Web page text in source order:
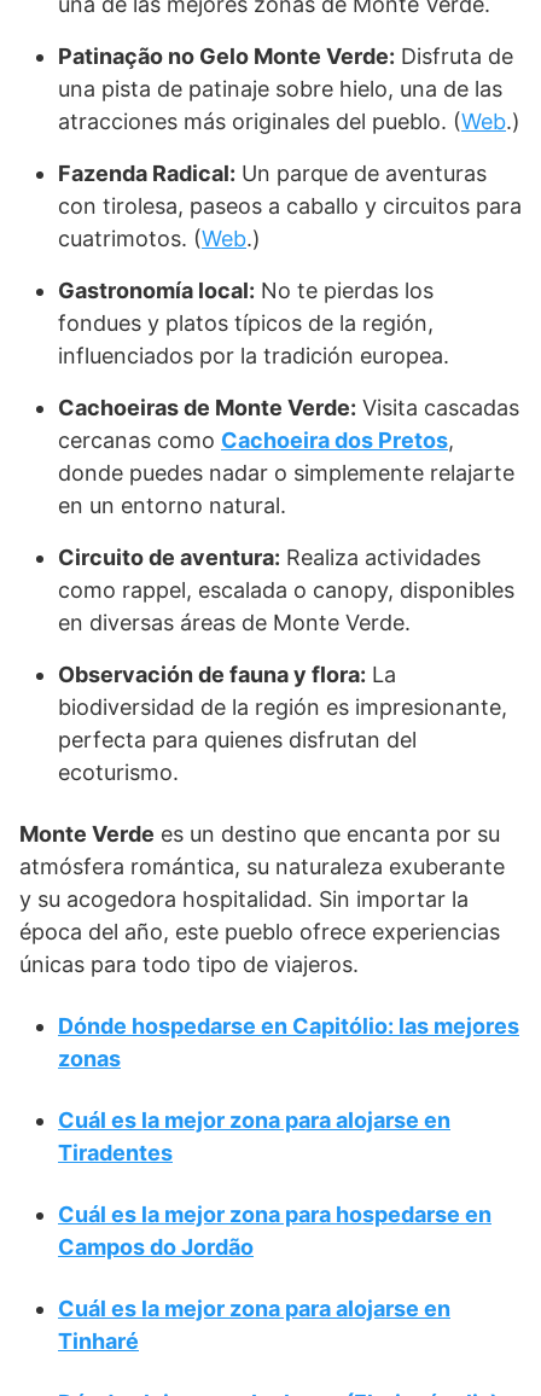
Patinação no Gelo Monte Verde: Disfruta de
una pista de patinaje sobre hielo, una de las
atracciones más originales del pueblo. (Web.)
Fazenda Radical: Un parque de aventuras
con tirolesa, paseos a caballo y circuitos para
cuatrimotos. (Web.)
Gastronomía local: No te pierdas los
fondues y platos típicos de la región,
influenciados por la tradición europea.
Cachoeiras de Monte Verde: Visita cascadas
cercanas como Cachoeira dos Pretos,
donde puedes nadar o simplemente relajarte
en un entorno natural.
Circuito de aventura: Realiza actividades
como rappel, escalada o canopy, disponibles
en diversas áreas de Monte Verde.
Observación de fauna y flora: La
biodiversidad de la región es impresionante,
perfecta para quienes disfrutan del
ecoturismo.
Monte Verde es un destino que encanta por su
atmósfera romántica, su naturaleza exuberante
y su acogedora hospitalidad. Sin importar la
época del año, este pueblo ofrece experiencias
únicas para todo tipo de viajeros.
Dónde hospedarse en Capitólio: las mejores
zonas
Cuál es la mejor zona para alojarse en
Tiradentes
Cuál es la mejor zona para hospedarse en
Campos do Jordão
Cuál es la mejor zona para alojarse en
Tinharé